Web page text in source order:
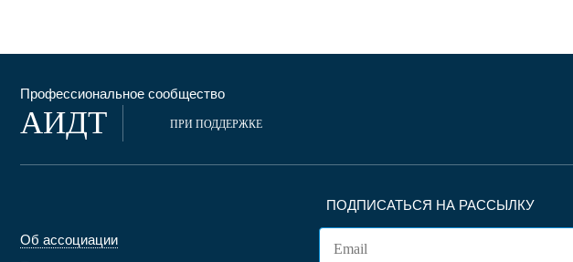
Профессиональное сообщество
АИДТ ПРИ ПОДДЕРЖКЕ
Об ассоциации
ПОДПИСАТЬСЯ НА РАССЫЛКУ